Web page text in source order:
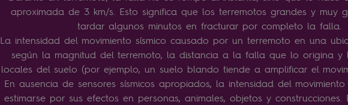
aproximada de 3 km/s. Esto significa que los terremotos grandes y muy
tardar algunos minutos en fracturar por completo la
La intensidad del movimiento sísmico causado por un terremoto en una
según la magnitud del terremoto, la distancia a la falla que lo origina y
locales del suelo (por ejemplo, un suelo blando tiende a amplificar el
En ausencia de sensores sísmicos apropiados, la intensidad del
estimarse por sus efectos en personas, animales, objetos y construcciones.